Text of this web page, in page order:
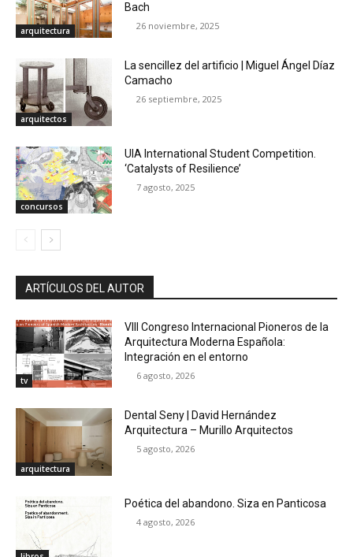
arquitectura
Bach
26 noviembre, 2025
arquitectos
La sencillez del artificio | Miguel Ángel Díaz
Camacho
26 septiembre, 2025
concursos
UIA International Student Competition.
‘Catalysts of Resilience’
7 agosto, 2025
ARTÍCULOS DEL AUTOR
tv
VIII Congreso Internacional Pioneros de la
Arquitectura Moderna Española:
Integración en el entorno
6 agosto, 2026
arquitectura
Dental Seny | David Hernández
Arquitectura – Murillo Arquitectos
5 agosto, 2026
Poética del abandono. Siza en Panticosa
4 agosto, 2026